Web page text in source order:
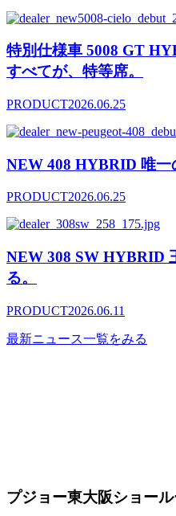
特別仕様車 5008 GT
すべてが、特等席。
PRODUCT2026.06.25
NEW 408 HYBRID 唯一
PRODUCT2026.06.25
NEW 308 SW HYBRID
る。
PRODUCT2026.06.11
最新ニュース一覧をみる
プジョー東大阪ショ